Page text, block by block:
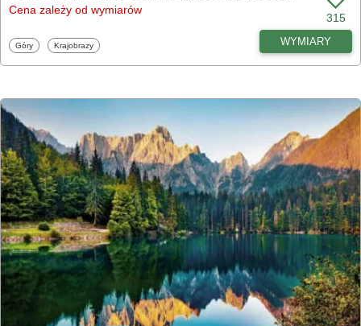
Cena zależy od wymiarów
315
Fototapety
Góry Fototapety
Krajobrazy WYMIARY